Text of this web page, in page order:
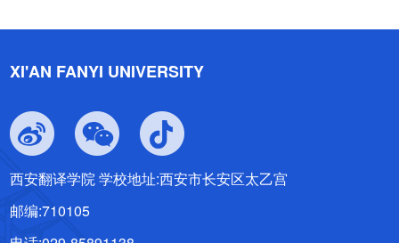
XI'AN FANYI UNIVERSITY
西安翻译学院 学校地址:西安市长安区太乙宫
邮编:710105